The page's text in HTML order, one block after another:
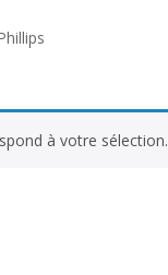
à votre sélection.